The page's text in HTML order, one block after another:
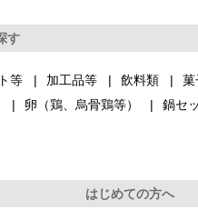
す
等 加工品等 飲料類 菓
卵（鶏、烏骨鶏等）
鍋セ
はじめての方へ